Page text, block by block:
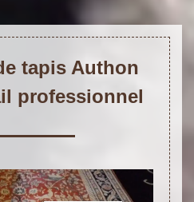
tapis Authon
professionnel